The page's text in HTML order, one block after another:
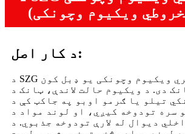
ویکیوم وچونکی)
د کار اصل:
د SZG ډبل کون روټري ویکیوم وچونکی یو ډبل کون
دی. د ویکیوم حالت لاندې، ټانک د
تیلو یا ګرمو اوبو په جاکټ کې د
سره تودوخه کیږي، او لوند مواد د
دیوال له لارې تودوخه جذبوي. د